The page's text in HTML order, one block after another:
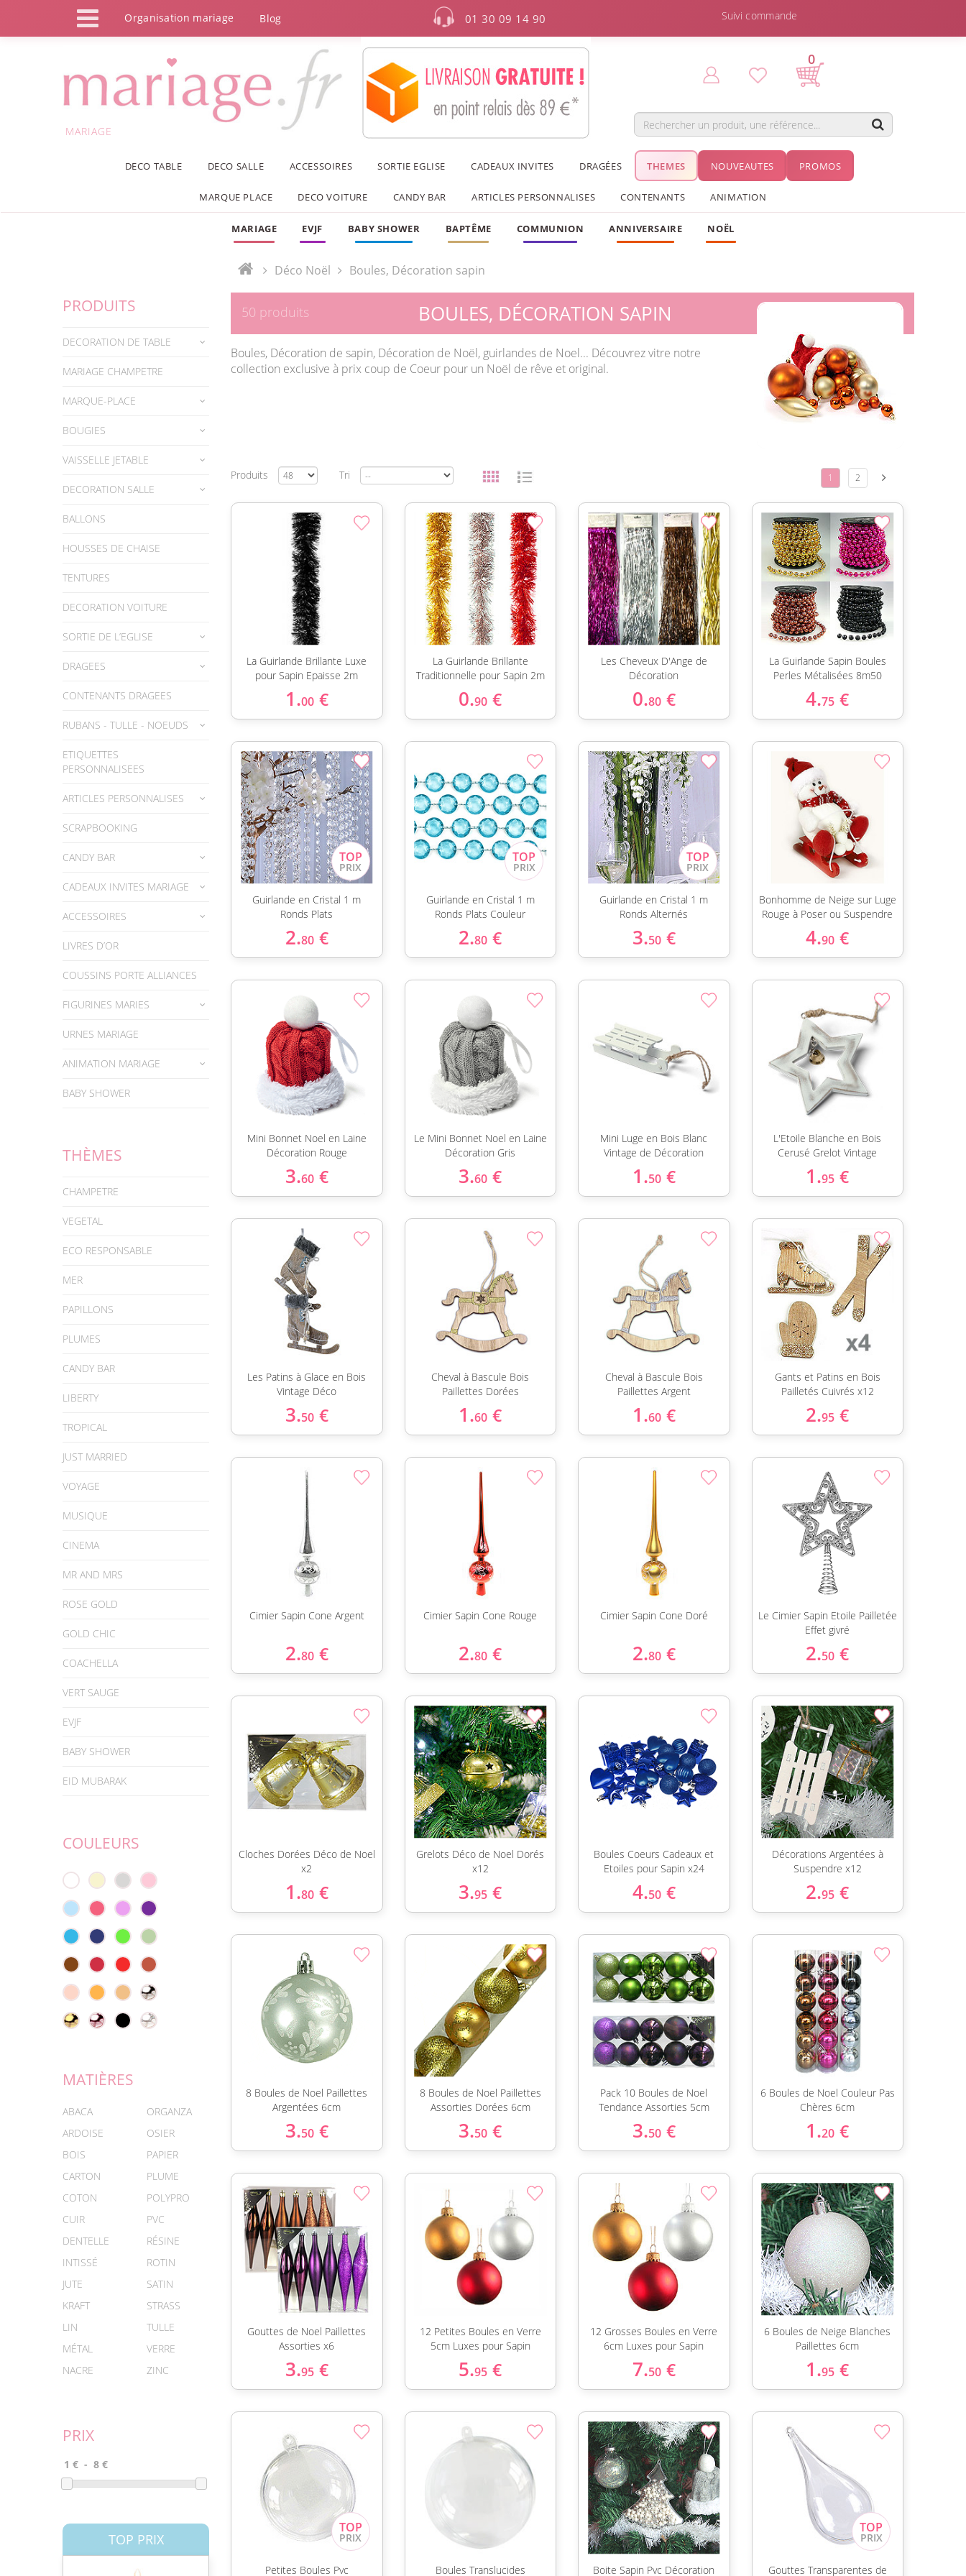
Organisation mariage Blog 01 30 09 14 90 Suivi commande
MARIAGE
0
DECO TABLE DECO SALLE ACCESSOIRES SORTIE EGLISE CADEAUX INVITES DRAGÉES THEMES NOUVEAUTES PROMOS
MARQUE PLACE DECO VOITURE CANDY BAR ARTICLES PERSONNALISES CONTENANTS ANIMATION
MARIAGE EVJF BABY SHOWER BAPTÊME COMMUNION ANNIVERSAIRE NOËL
PRODUITS
DECORATION DE TABLE
MARIAGE CHAMPETRE
MARQUE-PLACE
BOUGIES
VAISSELLE JETABLE
DECORATION SALLE
BALLONS
HOUSSES DE CHAISE
TENTURES
DECORATION VOITURE
SORTIE DE L’EGLISE
DRAGEES
CONTENANTS DRAGEES
RUBANS - TULLE - NOEUDS
ETIQUETTES
PERSONNALISEES
ARTICLES PERSONNALISES
SCRAPBOOKING
CANDY BAR
CADEAUX INVITES MARIAGE
ACCESSOIRES
LIVRES D’OR
COUSSINS PORTE ALLIANCES
FIGURINES MARIES
URNES MARIAGE
ANIMATION MARIAGE
BABY SHOWER
THÈMES
CHAMPETRE
VEGETAL
ECO RESPONSABLE
MER
PAPILLONS
PLUMES
CANDY BAR
LIBERTY
TROPICAL
JUST MARRIED
VOYAGE
MUSIQUE
CINEMA
MR AND MRS
ROSE GOLD
GOLD CHIC
COACHELLA
VERT SAUGE
EVJF
BABY SHOWER
EID MUBARAK
COULEURS
MATIÈRES
ABACA
ARDOISE
BOIS
CARTON
COTON
CUIR
DENTELLE
INTISSÉ
JUTE
KRAFT
LIN
MÉTAL
NACRE
ORGANZA
OSIER
PAPIER
PLUME
POLYPRO
PVC
RÉSINE
ROTIN
SATIN
STRASS
TULLE
VERRE
ZINC
PRIX
TOP PRIX
Déco Noël Boules, Décoration sapin
50 produits BOULES, DÉCORATION SAPIN
Boules, Décoration de sapin, Décoration de Noël, guirlandes de Noel... Découvrez vitre notre
collection exclusive à prix coup de Coeur pour un Noël de rêve et original.
Produits Tri 1 2
La Guirlande Brillante Luxe
pour Sapin Epaisse 2m
1.00 €
La Guirlande Brillante
Traditionnelle pour Sapin 2m
0.90 €
Les Cheveux D'Ange de
Décoration
0.80 €
La Guirlande Sapin Boules
Perles Métalisées 8m50
4.75 €
Guirlande en Cristal 1 m
Ronds Plats
2.80 €
Guirlande en Cristal 1 m
Ronds Plats Couleur
2.80 €
Guirlande en Cristal 1 m
Ronds Alternés
3.50 €
Bonhomme de Neige sur Luge
Rouge à Poser ou Suspendre
4.90 €
Mini Bonnet Noel en Laine
Décoration Rouge
3.60 €
Le Mini Bonnet Noel en Laine
Décoration Gris
3.60 €
Mini Luge en Bois Blanc
Vintage de Décoration
1.50 €
L'Etoile Blanche en Bois
Cerusé Grelot Vintage
1.95 €
Les Patins à Glace en Bois
Vintage Déco
3.50 €
Cheval à Bascule Bois
Paillettes Dorées
1.60 €
Cheval à Bascule Bois
Paillettes Argent
1.60 €
Gants et Patins en Bois
Pailletés Cuivrés x12
2.95 €
Cimier Sapin Cone Argent
2.80 €
Cimier Sapin Cone Rouge
2.80 €
Cimier Sapin Cone Doré
2.80 €
Le Cimier Sapin Etoile Pailletée
Effet givré
2.50 €
Cloches Dorées Déco de Noel
x2
1.80 €
Grelots Déco de Noel Dorés
x12
3.95 €
Boules Coeurs Cadeaux et
Etoiles pour Sapin x24
4.50 €
Décorations Argentées à
Suspendre x12
2.95 €
8 Boules de Noel Paillettes
Argentées 6cm
3.50 €
8 Boules de Noel Paillettes
Assorties Dorées 6cm
3.50 €
Pack 10 Boules de Noel
Tendance Assorties 5cm
3.50 €
6 Boules de Noel Couleur Pas
Chères 6cm
1.20 €
Gouttes de Noel Paillettes
Assorties x6
3.95 €
12 Petites Boules en Verre
5cm Luxes pour Sapin
5.95 €
12 Grosses Boules en Verre
6cm Luxes pour Sapin
7.50 €
6 Boules de Neige Blanches
Paillettes 6cm
1.95 €
Petites Boules Pvc Boules Translucides Boite Sapin Pvc Décoration Gouttes Transparentes de
Panneau de gestion des cookies